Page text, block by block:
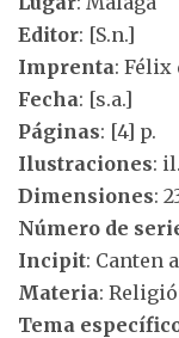
Editor: [S.n.]
Imprenta: Félix
Fecha: [s.a.]
Páginas: [4] p.
Ilustraciones: il.
Dimensiones:
Número de
Incipit: Canten
Materia:
Tema